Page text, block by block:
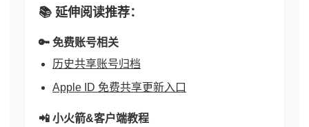
📚 延伸阅读推荐：
🔑 免费账号相关
历史共享账号归档
Apple ID 免费共享更新入口
📲 小火箭&客户端教程